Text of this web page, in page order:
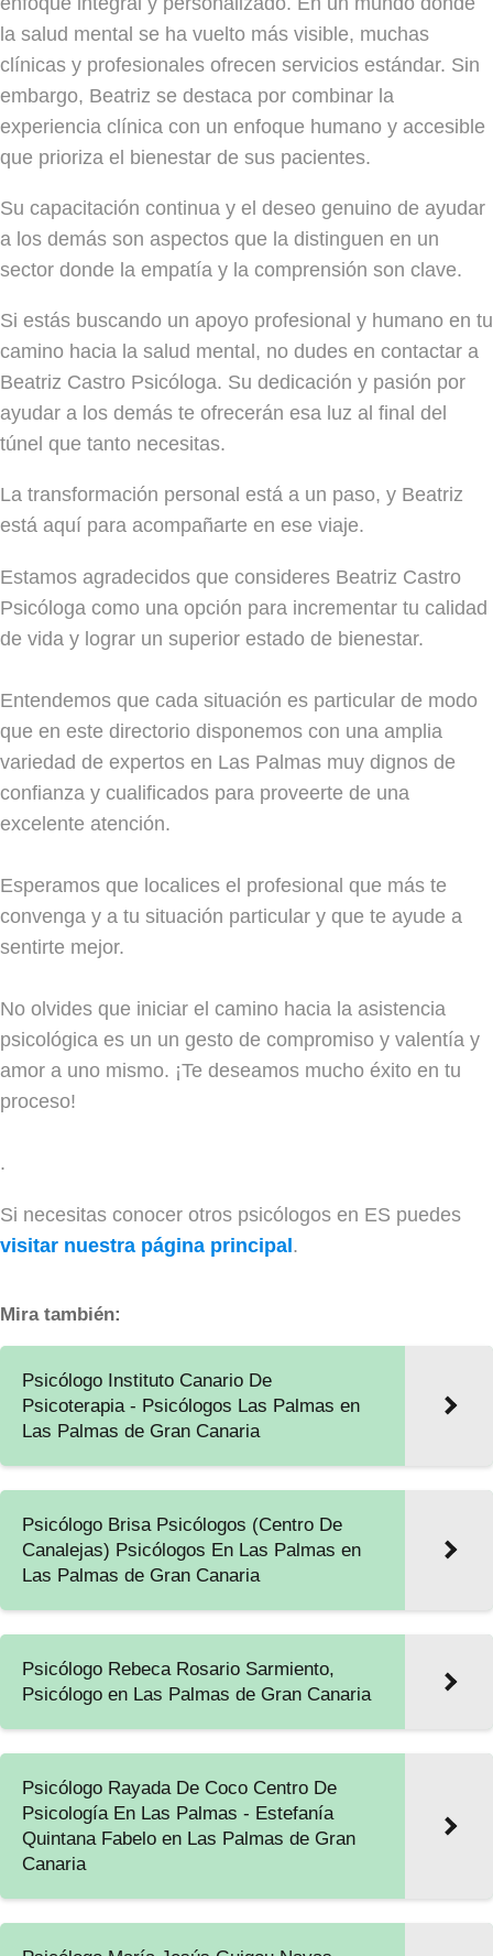
la salud mental se ha vuelto más visible, muchas
clínicas y profesionales ofrecen servicios estándar. Sin
embargo, Beatriz se destaca por combinar la
experiencia clínica con un enfoque humano y accesible
que prioriza el bienestar de sus pacientes.
Su capacitación continua y el deseo genuino de ayudar
a los demás son aspectos que la distinguen en un
sector donde la empatía y la comprensión son clave.
Si estás buscando un apoyo profesional y humano en tu
camino hacia la salud mental, no dudes en contactar a
Beatriz Castro Psicóloga. Su dedicación y pasión por
ayudar a los demás te ofrecerán esa luz al final del
túnel que tanto necesitas.
La transformación personal está a un paso, y Beatriz
está aquí para acompañarte en ese viaje.
Estamos agradecidos que consideres Beatriz Castro
Psicóloga como una opción para incrementar tu calidad
de vida y lograr un superior estado de bienestar.
Entendemos que cada situación es particular de modo
que en este directorio disponemos con una amplia
variedad de expertos en Las Palmas muy dignos de
confianza y cualificados para proveerte de una
excelente atención.
Esperamos que localices el profesional que más te
convenga y a tu situación particular y que te ayude a
sentirte mejor.
No olvides que iniciar el camino hacia la asistencia
psicológica es un un gesto de compromiso y valentía y
amor a uno mismo. ¡Te deseamos mucho éxito en tu
proceso!
.
Si necesitas conocer otros psicólogos en ES puedes
visitar nuestra página principal.
Mira también:
Psicólogo Instituto Canario De
Psicoterapia - Psicólogos Las Palmas en
Las Palmas de Gran Canaria
Psicólogo Brisa Psicólogos (Centro De
Canalejas) Psicólogos En Las Palmas en
Las Palmas de Gran Canaria
Psicólogo Rebeca Rosario Sarmiento,
Psicólogo en Las Palmas de Gran Canaria
Psicólogo Rayada De Coco Centro De
Psicología En Las Palmas - Estefanía
Quintana Fabelo en Las Palmas de Gran
Canaria